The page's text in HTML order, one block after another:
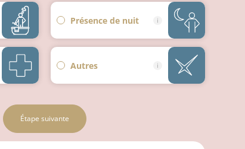
Présence de nuit
Autres
Étape suivante